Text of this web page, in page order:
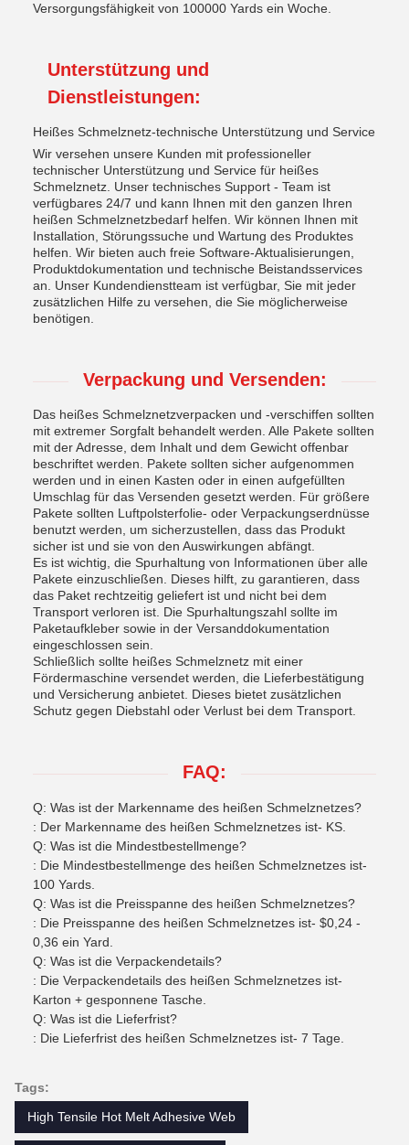
Versorgungsfähigkeit von 100000 Yards ein Woche.
Unterstützung und
Dienstleistungen:
Heißes Schmelznetz-technische Unterstützung und Service
Wir versehen unsere Kunden mit professioneller
technischer Unterstützung und Service für heißes
Schmelznetz. Unser technisches Support - Team ist
verfügbares 24/7 und kann Ihnen mit den ganzen Ihren
heißen Schmelznetzbedarf helfen. Wir können Ihnen mit
Installation, Störungssuche und Wartung des Produktes
helfen. Wir bieten auch freie Software-Aktualisierungen,
Produktdokumentation und technische Beistandsservices
an. Unser Kundendienstteam ist verfügbar, Sie mit jeder
zusätzlichen Hilfe zu versehen, die Sie möglicherweise
benötigen.
Verpackung und Versenden:
Das heißes Schmelznetzverpacken und -verschiffen sollten
mit extremer Sorgfalt behandelt werden. Alle Pakete sollten
mit der Adresse, dem Inhalt und dem Gewicht offenbar
beschriftet werden. Pakete sollten sicher aufgenommen
werden und in einen Kasten oder in einen aufgefüllten
Umschlag für das Versenden gesetzt werden. Für größere
Pakete sollten Luftpolsterfolie- oder Verpackungserdnüsse
benutzt werden, um sicherzustellen, dass das Produkt
sicher ist und sie von den Auswirkungen abfängt.
Es ist wichtig, die Spurhaltung von Informationen über alle
Pakete einzuschließen. Dieses hilft, zu garantieren, dass
das Paket rechtzeitig geliefert ist und nicht bei dem
Transport verloren ist. Die Spurhaltungszahl sollte im
Paketaufkleber sowie in der Versanddokumentation
eingeschlossen sein.
Schließlich sollte heißes Schmelznetz mit einer
Fördermaschine versendet werden, die Lieferbestätigung
und Versicherung anbietet. Dieses bietet zusätzlichen
Schutz gegen Diebstahl oder Verlust bei dem Transport.
FAQ:
Q: Was ist der Markenname des heißen Schmelznetzes?
: Der Markenname des heißen Schmelznetzes ist- KS.
Q: Was ist die Mindestbestellmenge?
: Die Mindestbestellmenge des heißen Schmelznetzes ist-
100 Yards.
Q: Was ist die Preisspanne des heißen Schmelznetzes?
: Die Preisspanne des heißen Schmelznetzes ist- $0,24 -
0,36 ein Yard.
Q: Was ist die Verpackendetails?
: Die Verpackendetails des heißen Schmelznetzes ist-
Karton + gesponnene Tasche.
Q: Was ist die Lieferfrist?
: Die Lieferfrist des heißen Schmelznetzes ist- 7 Tage.
Tags:
High Tensile Hot Melt Adhesive Web